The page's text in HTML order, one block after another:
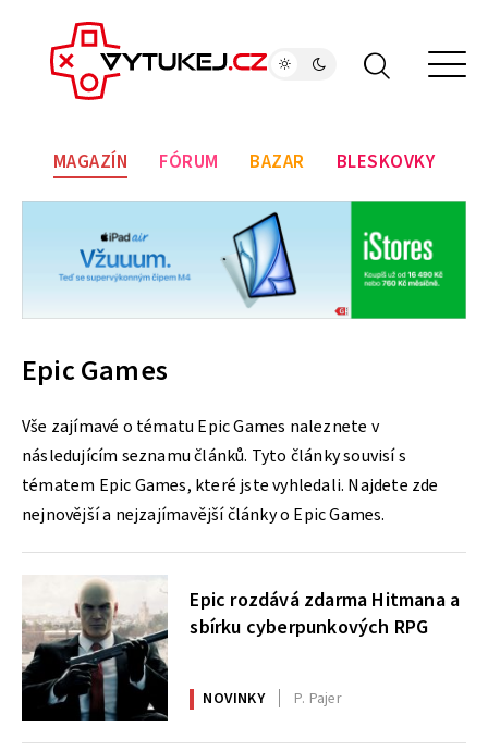
MAGAZÍN FÓRUM BAZAR BLESKOVKY
Epic Games
Vše zajímavé o tématu Epic Games naleznete v
následujícím seznamu článků. Tyto články souvisí s
tématem Epic Games, které jste vyhledali. Najdete zde
nejnovější a nejzajímavější články o Epic Games.
Epic rozdává zdarma Hitmana a
sbírku cyberpunkových RPG
NOVINKY P. Pajer